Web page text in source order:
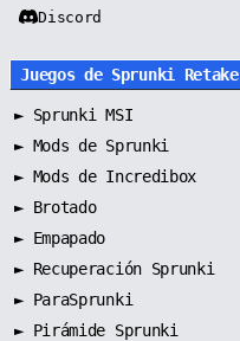
Discord
Juegos de Sprunki Retake
► Sprunki MSI
► Mods de Sprunki
► Mods de Incredibox
► Brotado
► Empapado
► Recuperación Sprunki
► ParaSprunki
► Pirámide Sprunki